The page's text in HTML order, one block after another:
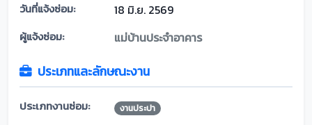
วันที่แจ้งซ่อม: 18 มิ.ย. 2569
ผู้แจ้งซ่อม: แม่บ้านประจำอาคาร
ประเภทและลักษณะงาน
ประเภทงานซ่อม: งานประปา